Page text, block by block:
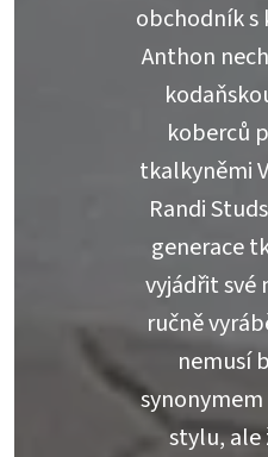
obchodník s
Anthon
koberců
tkalkyněmi
Randi
generace
vyjádřit své
ručně
nemusí
stylu, ale